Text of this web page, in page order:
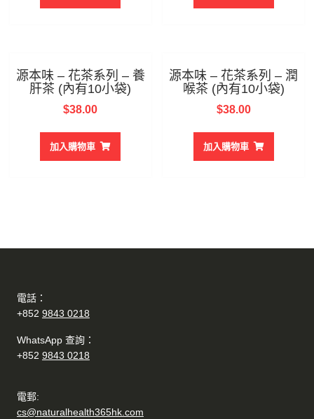
源本味 – 花茶系列 – 養
肝茶 (內有10小袋)
$38.00
加入購物車
源本味 – 花茶系列 – 潤
喉茶 (內有10小袋)
$38.00
加入購物車
電話：
+852 9843 0218
WhatsApp 查詢：
+852 9843 0218
電郵:
cs@naturalhealth365hk.com